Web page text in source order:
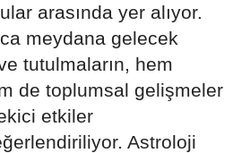
arasında yer alıyor.
meydana gelecek
tutulmaların, hem
de toplumsal gelişmeler
etkiler
Astroloji